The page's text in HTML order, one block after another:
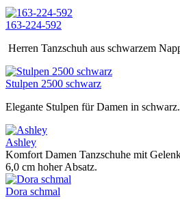
163-224-592
Herren Tanzschuh aus schwarzem
Stulpen 2500 schwarz
Elegante Stulpen für Damen in schwarz.
Ashley
Komfort Damen Tanzschuhe mit
6,0 cm hoher Absatz.
Dora schmal